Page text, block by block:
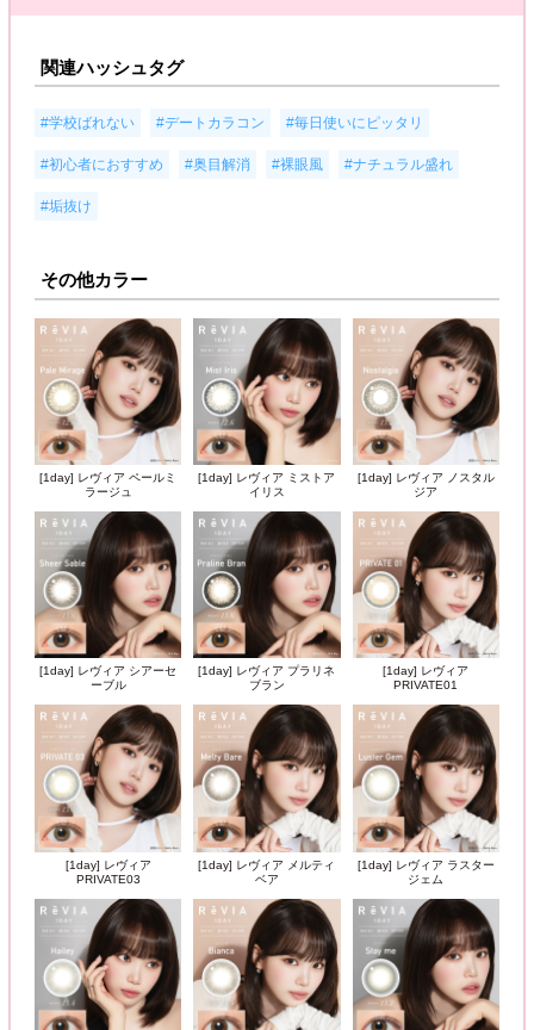
関連ハッシュタグ
#学校ばれない #デートカラコン #毎日使いにピッタリ
#初心者におすすめ #奥目解消 #裸眼風 #ナチュラル盛れ
#垢抜け
その他カラー
[1day] レヴィア ペールミ
ラージュ
[1day] レヴィア ミストア
イリス
[1day] レヴィア ノスタル
ジア
[1day] レヴィア シアーセ
ーブル
[1day] レヴィア プラリネ
ブラン
[1day] レヴィア
PRIVATE01
[1day] レヴィア
PRIVATE03
[1day] レヴィア メルティ
ベア
[1day] レヴィア ラスター
ジェム